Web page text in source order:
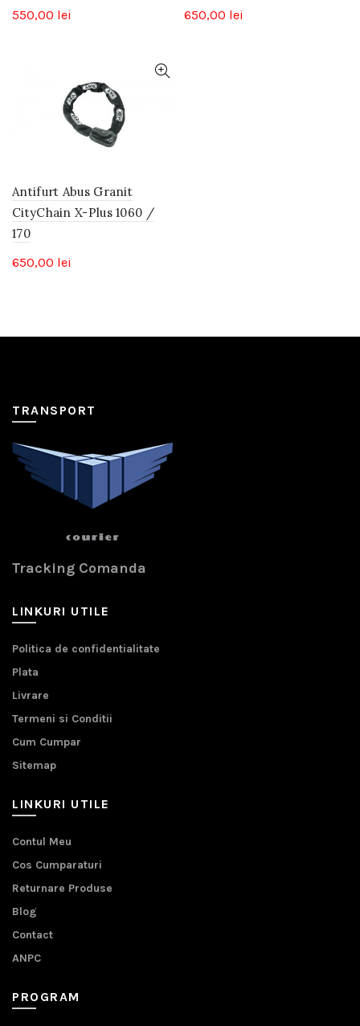
550,00 lei
650,00 lei
Antifurt Abus Granit
CityChain X-Plus 1060 /
170
650,00 lei
TRANSPORT
Tracking Comanda
LINKURI UTILE
Politica de confidentialitate
Plata
Livrare
Termeni si Conditii
Cum Cumpar
Sitemap
LINKURI UTILE
Contul Meu
Cos Cumparaturi
Returnare Produse
Blog
Contact
ANPC
PROGRAM